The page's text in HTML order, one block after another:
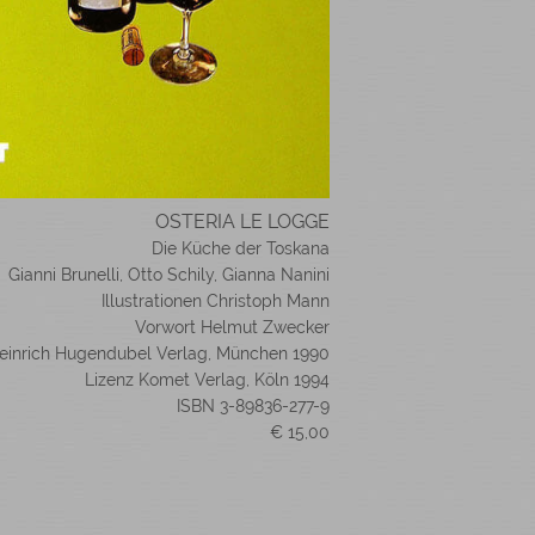
OSTERIA LE LOGGE
Die Küche der Toskana
Gianni Brunelli, Otto Schily, Gianna Nanini
Illustrationen Christoph Mann
Vorwort Helmut Zwecker
Hugendubel Verlag, München 1990
Lizenz Komet Verlag, Köln 1994
ISBN 3-89836-277-9
€ 15,00